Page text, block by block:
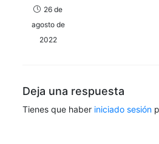
26 de
agosto de
2022
Deja una respuesta
Tienes que haber iniciado sesión